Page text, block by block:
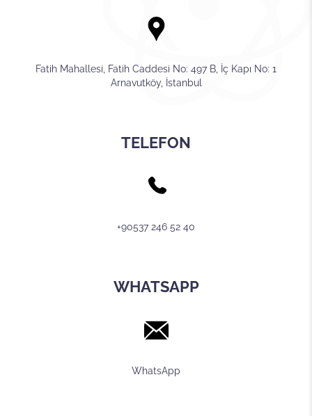
Fatih Mahallesi, Fatih Caddesi No: 497 B, İç Kapı No: 1
Arnavutköy, İstanbul
TELEFON
+90537 246 52 40
WHATSAPP
WhatsApp